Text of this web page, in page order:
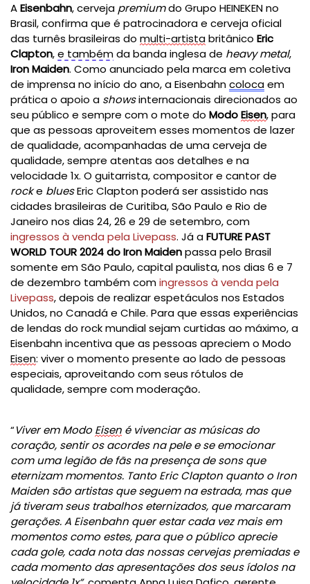
AEisenbahn, cerveja premiumdo Grupo HEINEKEN no
Brasil, confirma que é patrocinadora e cerveja oficial
das turnês brasileiras do multi-artistabritânico Eric
Clapton,e tambémda banda inglesa de heavy metal,
Iron Maiden. Como anunciado pela marca em coletiva
de imprensa no início do ano, a Eisenbahncolocaem
prática o apoio a showsinternacionais direcionados ao
seu público e sempre com o mote do ModoEisen, para
que as pessoas aproveitem esses momentos de lazer
de qualidade, acompanhadas de uma cerveja de
qualidade, sempre atentas aos detalhes e na
velocidade 1x. O guitarrista, compositor e cantor de
rocke bluesEric Clapton poderá ser assistido nas
cidades brasileiras de Curitiba, São Paulo e Rio de
Janeiro nos dias 24, 26 e 29 de setembro, com
ingressos à venda pela Livepass. Já aFUTURE PAST
WORLD TOUR 2024 do Iron Maidenpassa pelo Brasil
somente em São Paulo, capital paulista, nos dias 6 e 7
de dezembro também comingressos à venda pela
Livepass, depois de realizar espetáculos nos Estados
Unidos, no Canadá e Chile. Para que essas experiências
de lendas do rock mundial sejam curtidas ao máximo,a
Eisenbahn incentiva que as pessoas apreciem o Modo
Eisen: viver o momento presente ao lado de pessoas
especiais, aproveitando com seus rótulos de
qualidade, sempre com moderação.
“Viver em ModoEisen é vivenciar as músicas do
coração, sentir os acordes na pele e se emocionar
com uma legião de fãs na presença de sons que
eternizam momentos. Tanto Eric Clapton quanto o Iron
Maiden são artistas que seguem na estrada, mas que
já tiveram seus trabalhos eternizados, que marcaram
gerações. A Eisenbahn quer estar cada vez mais em
momentos como estes, para que o público aprecie
cada gole, cada nota das nossas cervejas premiadas e
cada momento das apresentações dos seus ídolos na